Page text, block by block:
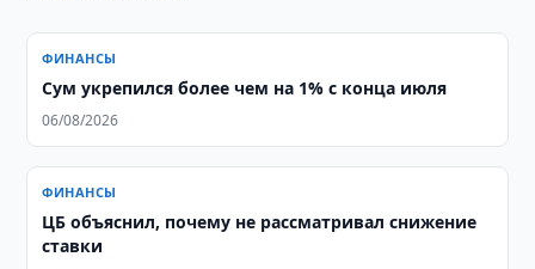
ФИНАНСЫ
Сум укрепился более чем на 1% с конца июля
06/08/2026
ФИНАНСЫ
ЦБ объяснил, почему не рассматривал снижение
ставки